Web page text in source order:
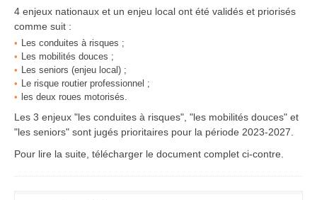
4 enjeux nationaux et un enjeu local ont été validés et priorisés
comme suit :
Les conduites à risques ;
Les mobilités douces ;
Les seniors (enjeu local) ;
Le risque routier professionnel ;
les deux roues motorisés.
Les 3 enjeux "les conduites à risques", "les mobilités douces" et
"les seniors" sont jugés prioritaires pour la période 2023-2027.
Pour lire la suite, télécharger le document complet ci-contre.